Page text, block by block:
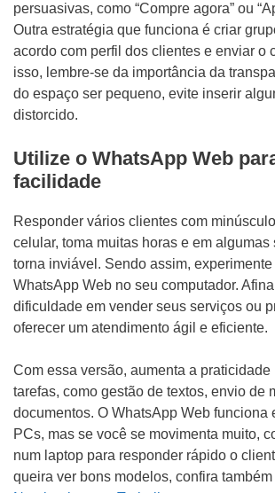
persuasivas, como “Compre agora” ou
Outra estratégia que funciona é criar
acordo com perfil dos clientes e enviar o
isso, lembre-se da importância da
do espaço ser pequeno, evite inserir
distorcido.
Utilize o WhatsApp Web
facilidade
Responder vários clientes com
celular, toma muitas horas e em algumas
torna inviável. Sendo assim,
WhatsApp Web no seu computador.
dificuldade em vender seus serviços ou
oferecer um atendimento ágil e eficiente.
Com essa versão, aumenta a
tarefas, como gestão de textos, envio de
documentos. O WhatsApp Web funciona
PCs, mas se você se movimenta muito,
num laptop para responder rápido o
queira ver bons modelos, confira também